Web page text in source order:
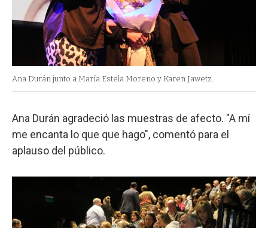
Ana Durán junto a María Estela Moreno y Karen Jawetz.
Ana Durán agradeció las muestras de afecto. "A mí
me encanta lo que que hago", comentó para el
aplauso del público.